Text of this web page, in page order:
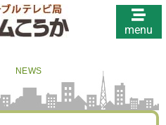
menu
NEWS